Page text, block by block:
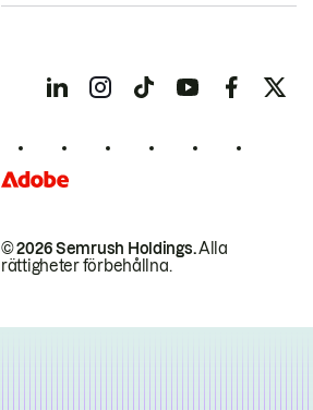
© 2026 Semrush Holdings.Alla
rättigheter förbehållna.